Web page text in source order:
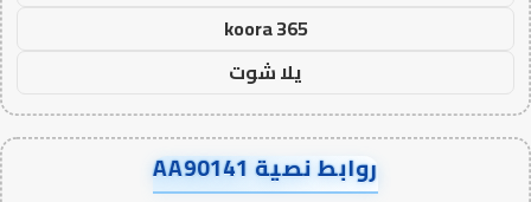
koora 365
يلا شوت
روابط نصية AA90141